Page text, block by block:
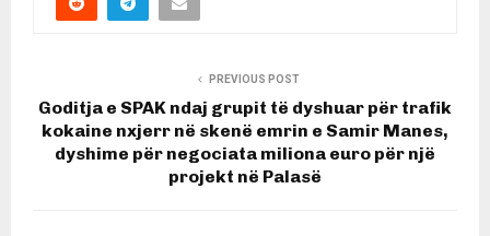
PREVIOUS POST
Goditja e SPAK ndaj grupit të dyshuar për trafik
kokaine nxjerr në skenë emrin e Samir Manes,
dyshime për negociata miliona euro për një
projekt në Palasë